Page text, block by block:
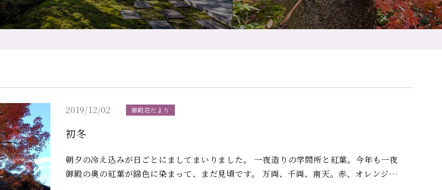
2019/12/02 御殿荘だより
初冬
朝夕の冷え込みが日ごとにましてまいりました。 一夜造りの学問所と紅葉。今年も一夜
御殿の奥の紅葉が錦色に染まって、まだ見頃です。 万両、千両、南天。赤、オレンジの